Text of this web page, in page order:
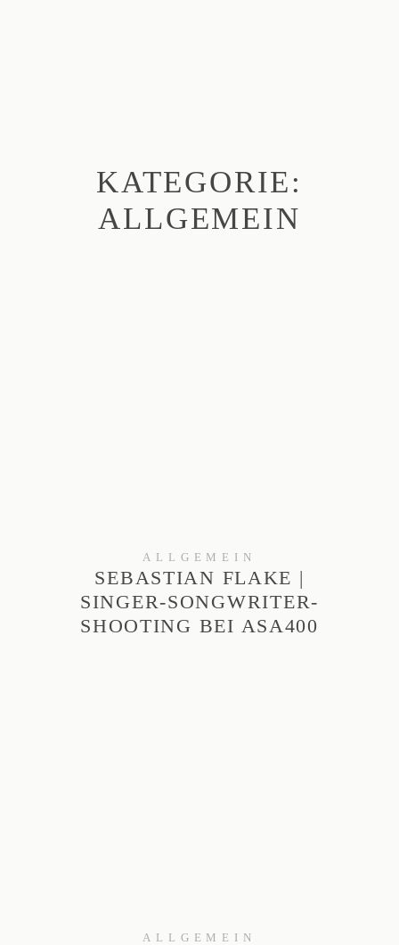
Home
KATEGORIE:
ALLGEMEIN
ALLGEMEIN
SEBASTIAN FLAKE |
SINGER-SONGWRITER-
SHOOTING BEI ASA400
ALLGEMEIN